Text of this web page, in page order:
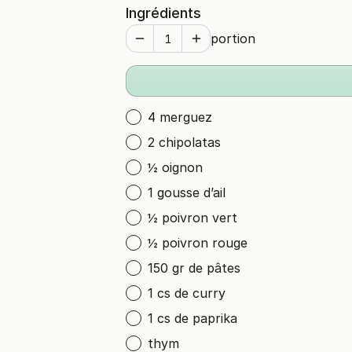
Ingrédients
portion
4 merguez
2 chipolatas
½ oignon
1 gousse d’ail
½ poivron vert
½ poivron rouge
150 gr de pâtes
1 cs de curry
1 cs de paprika
thym